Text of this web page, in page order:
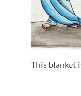
This blanket